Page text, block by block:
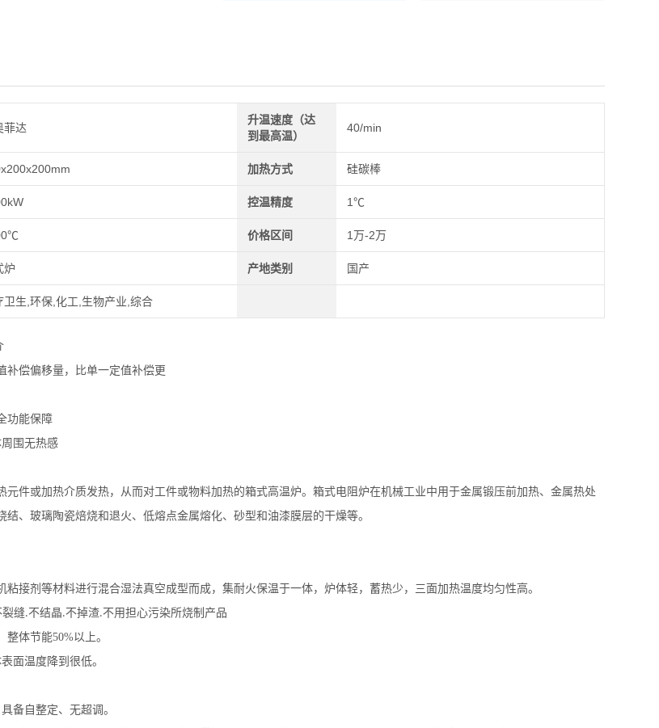
菲达
升温速度（达
到最高温）
40/min
加热方式 硅碳棒
控温精度 1℃
价格区间 1万-2万
炉 产地类别 国产
卫生,环保,化工,生物产业,综合
补偿偏移量，比单一定值补偿更
功能保障
围无热感
元件或加热介质发热，从而对工件或物料加热的箱式高温炉。箱式电阻炉在机械工业中用于金属锻压前加热、金属热处
结、玻璃陶瓷焙烧和退火、低熔点金属熔化、砂型和油漆膜层的干燥等。
粘接剂等材料进行混合湿法真空成型而成，集耐火保温于一体，炉体轻，蓄热少，三面加热温度均匀性高。
裂缝.不结晶.不掉渣.不用担心污染所烧制产品
整体节能50%以上。
面温度降到很低。
备自整定、无超调。